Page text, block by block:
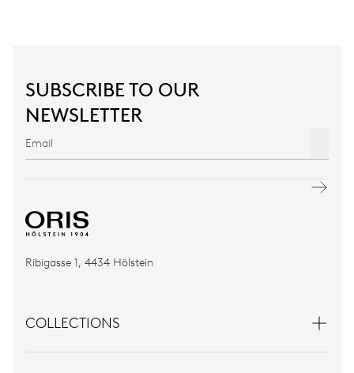
SUBSCRIBE TO OUR
NEWSLETTER
Ribigasse 1, 4434 Hölstein
COLLECTIONS